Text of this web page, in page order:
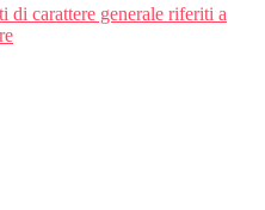
di carattere generale riferiti a